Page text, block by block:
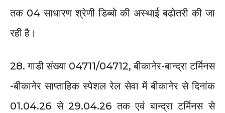
तक 04 साधारण श्रेणी डिब्बो की अस्थाई बढोतरी की जा
रही है।
28. गाडी संख्या 04711/04712, बीकानेर-बान्द्रा टर्मिनस
-बीकानेर साप्ताहिक स्पेशल रेल सेवा में बीकानेर से दिनांक
01.04.26 से 29.04.26 तक एवं बान्द्रा टर्मिनस से